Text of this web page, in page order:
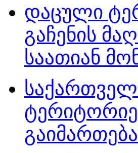
დაცული
გაჩენის
საათიან